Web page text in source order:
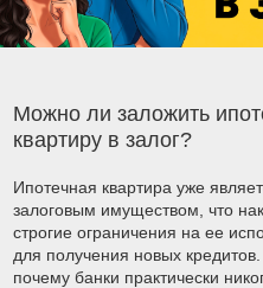
Можно ли заложить
квартиру в залог?
Ипотечная квартира уже
залоговым имуществом, что
строгие ограничения на ее
для получения новых кредитов.
почему банки практически